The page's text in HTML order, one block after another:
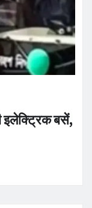
इलेक्ट्रिक बसें,